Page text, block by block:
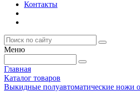
Контакты
Меню
Главная
Каталог товаров
Выкидные полуавтоматические ножи